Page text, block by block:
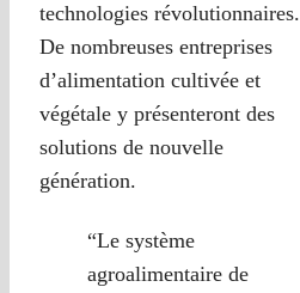
technologies révolutionnaires.
De nombreuses entreprises
d’alimentation cultivée et
végétale y présenteront des
solutions de nouvelle
génération.
“Le système
agroalimentaire de